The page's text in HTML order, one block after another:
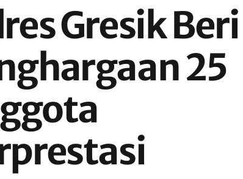
Gresik Beri
25